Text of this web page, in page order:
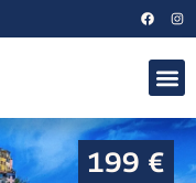
199 €